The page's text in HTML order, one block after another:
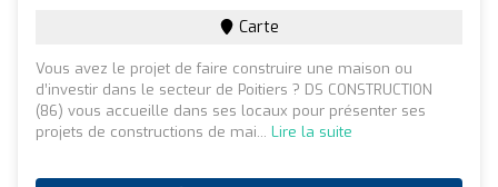
Carte
Vous avez le projet de faire construire une maison ou
d’investir dans le secteur de Poitiers ? DS CONSTRUCTION
(86) vous accueille dans ses locaux pour présenter ses
projets de constructions de mai... Lire la suite